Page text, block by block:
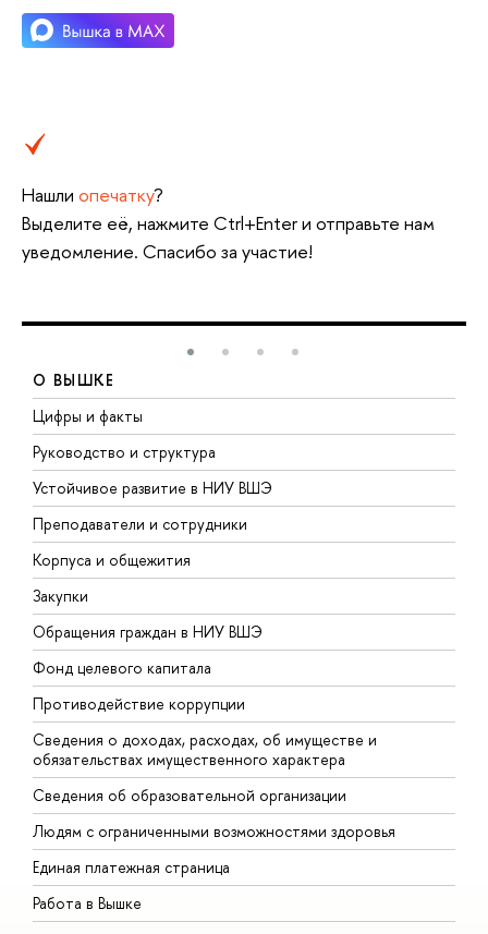
Нашли опечатку?
Выделите её, нажмите Ctrl+Enter и отправьте нам
уведомление. Спасибо за участие!
О ВЫШКЕ
Цифры и факты
Руководство и структура
Устойчивое развитие в НИУ ВШЭ
Преподаватели и сотрудники
Корпуса и общежития
Закупки
Обращения граждан в НИУ ВШЭ
Фонд целевого капитала
Противодействие коррупции
Сведения о доходах, расходах, об имуществе и
обязательствах имущественного характера
Сведения об образовательной организации
Людям с ограниченными возможностями здоровья
Единая платежная страница
Работа в Вышке